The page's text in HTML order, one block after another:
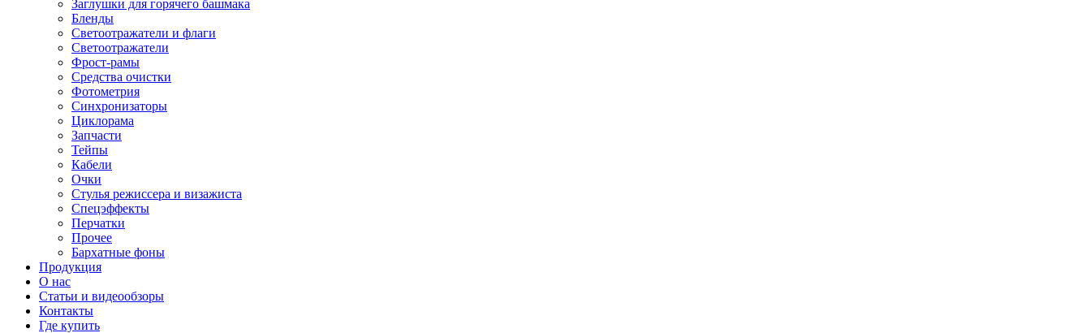
Заглушки для горячего башмака
Бленды
Светоотражатели и флаги
Светоотражатели
Фрост-рамы
Средства очистки
Фотометрия
Синхронизаторы
Циклорама
Запчасти
Тейпы
Кабели
Очки
Стулья режиссера и визажиста
Спецэффекты
Перчатки
Прочее
Бархатные фоны
Продукция
О нас
Статьи и видеообзоры
Контакты
Где купить